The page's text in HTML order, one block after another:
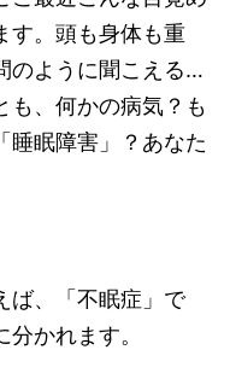
す。頭も身体も重
のように聞こえる…
も、何かの病気？も
睡眠障害」？あなた
ば、「不眠症」で
かれます。